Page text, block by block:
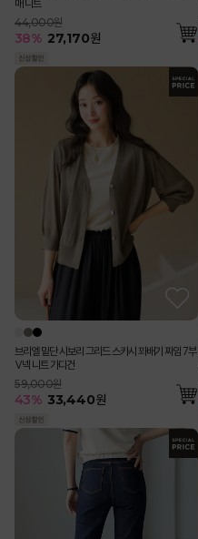
매 니트
44,000원
38% 27,170원
브리엘 밑단 시보리 그리드 스카시 꽈배기 짜임 7부
V넥 니트 가디건
59,000원
43% 33,440원